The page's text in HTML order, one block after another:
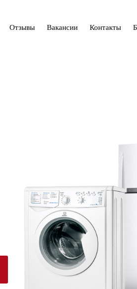
Отзывы Вакансии Контакты